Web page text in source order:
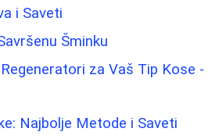
i Saveti
Šminku
za Vaš Tip Kose -
Najbolje Metode i Saveti